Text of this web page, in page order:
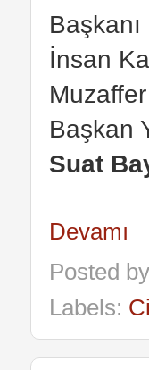
İnsan
Başkan
Suat
Devamı
Posted
Labels: